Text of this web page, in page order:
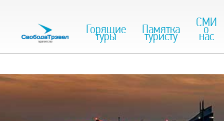
Горящие
туры Памятка
туристу
СМИ
о
нас